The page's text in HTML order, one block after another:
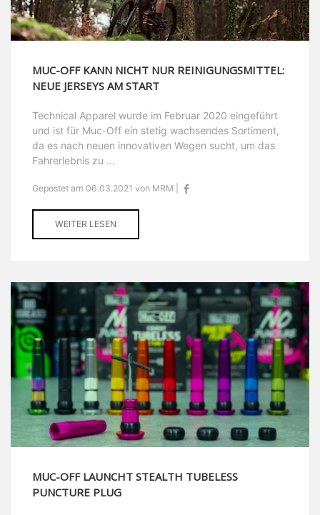
MUC-OFF KANN NICHT NUR REINIGUNGSMITTEL:
NEUE JERSEYS AM START
Technical Apparel wurde im Februar 2020 eingeführt
und ist für Muc-Off ein stetig wachsendes Sortiment,
da es nach neuen innovativen Wegen sucht, um das
Fahrerlebnis zu ...
Gepostet am 06.03.2021 von MRM |
WEITER LESEN
MUC-OFF LAUNCHT STEALTH TUBELESS
PUNCTURE PLUG